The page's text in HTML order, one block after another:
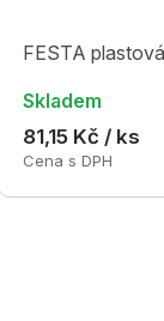
FESTA
Skladem
81,15 Kč / ks
Cena s DPH